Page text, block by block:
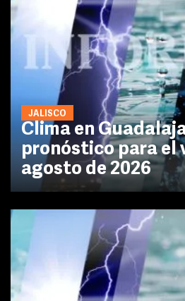
JALISCO
Clima en
pronóstico para el
agosto de 2026